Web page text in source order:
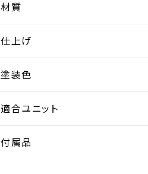
材質
仕上げ
塗装色
適合ユニット
付属品